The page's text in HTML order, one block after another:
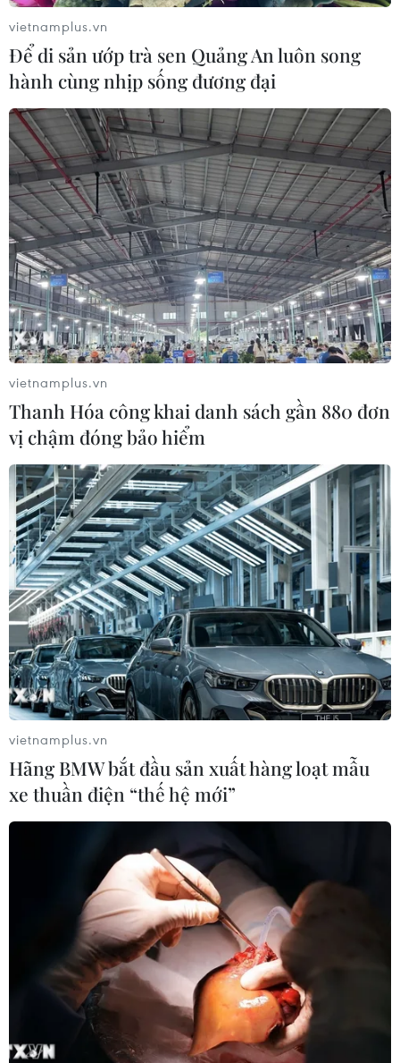
TIN CÙNG CHUYÊN MỤC
Cuộc tìm kiếm và vá lại những 'trái
07/08/2026 04:03
Hà Nội cảnh báo về việc sử dụng tế
bào gốc trong khám chữa bệnh, làm
đẹp
vietnamplus.vn
Để di sản ướp trà sen Quảng An luôn song
hành cùng nhịp sống đương đại
vietnamplus.vn
Thanh Hóa công khai danh sách gần 880 đơn
vị chậm đóng bảo hiểm
vietnamplus.vn
Hãng BMW bắt đầu sản xuất hàng loạt mẫu
xe thuần điện “thế hệ mới”